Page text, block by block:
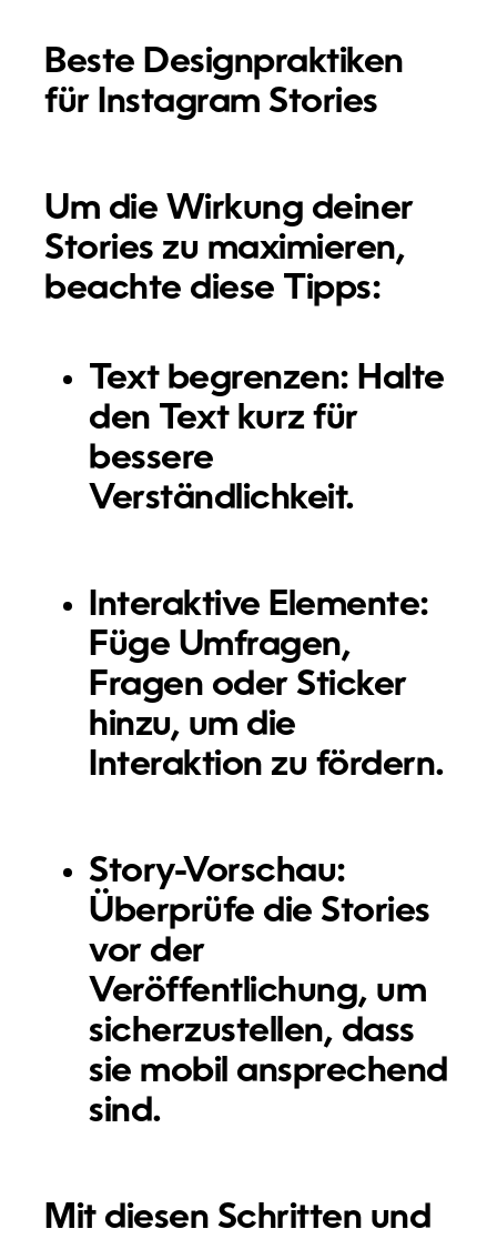
Beste Designpraktiken
für Instagram Stories
Um die Wirkung deiner
Stories zu maximieren,
beachte diese Tipps:
Text begrenzen: Halte
den Text kurz für
bessere
Verständlichkeit.
Interaktive Elemente:
Füge Umfragen,
Fragen oder Sticker
hinzu, um die
Interaktion zu fördern.
Story-Vorschau:
Überprüfe die Stories
vor der
Veröffentlichung, um
sicherzustellen, dass
sie mobil ansprechend
sind.
Mit diesen Schritten und